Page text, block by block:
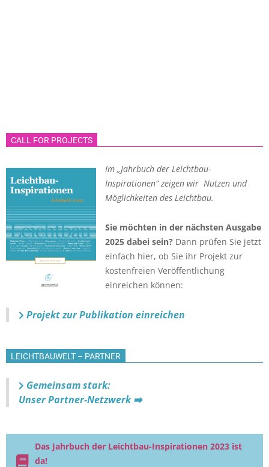
CALL FOR PROJECTS
Im „Jahrbuch der Leichtbau-
Inspirationen“ zeigen wir Nutzen und
Möglichkeiten des Leichtbau.
Sie möchten in der nächsten Ausgabe
2025 dabei sein? Dann prüfen Sie jetzt
einfach hier, ob Sie ihr Projekt zur
kostenfreien Veröffentlichung
einreichen können:
Projekt zur Publikation einreichen
LEICHTBAUWELT – PARTNER
Gemeinsam stark:
Unser Partner-Netzwerk ➡️
Das Jahrbuch der Leichtbau-Inspirationen 2023 ist
da!